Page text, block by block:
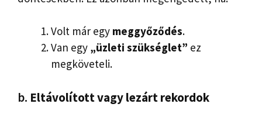
Volt már egy meggyőződés.
Van egy „üzleti szükséglet” ez
megköveteli.
b. Eltávolított vagy lezárt rekordok